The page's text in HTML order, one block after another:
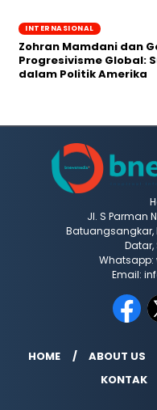
INTERNASIONAL
Zohran Mamdani dan
Progresivisme Global:
dalam Politik Amerika
Jl. S Parman
Batuangsangkar,
Email:
HOME ABOUT US
KONTAK